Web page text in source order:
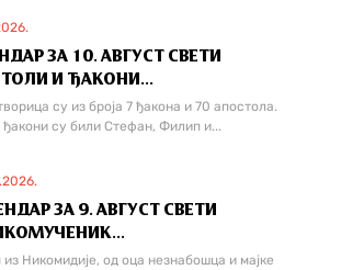
ЗА 10. АВГУСТ СВЕТИ
И ЂАКОНИ...
су из броја 7 ђакона и 70 апостола.
ђакони су били Стефан, Филип и...
ЗА 9. АВГУСТ СВЕТИ
Никомидије, од оца незнабошца и мајке